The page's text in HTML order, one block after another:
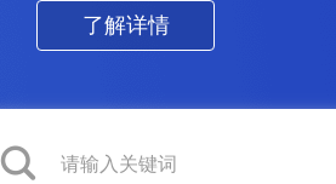
了解详情